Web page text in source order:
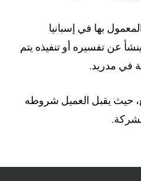
بها في إسبانيا
عن تفسيره أو تنفيذه يتم
في مدريد.
حيث يقبل العميل شروطه